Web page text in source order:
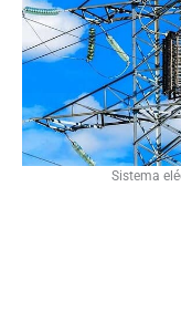
Sistema